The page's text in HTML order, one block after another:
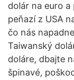
dolár na euro
peňazí z USA
čo nás
Taiwanský
doláre, dbajte
špinavé,